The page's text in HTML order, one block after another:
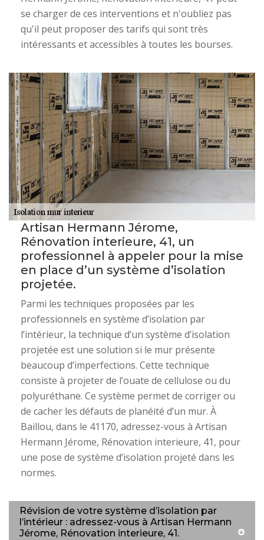
se charger de ces interventions et n'oubliez pas
qu'il peut proposer des tarifs qui sont très
intéressants et accessibles à toutes les bourses.
Artisan Hermann Jérome,
Rénovation interieure, 41, un
professionnel à appeler pour la mise
en place d’un système d’isolation
projetée.
Parmi les techniques proposées par les
professionnels en système d’isolation par
l’intérieur, la technique d’un système d’isolation
projetée est une solution si le mur présente
beaucoup d’imperfections. Cette technique
consiste à projeter de l’ouate de cellulose ou du
polyuréthane. Ce système permet de corriger ou
de cacher les défauts de planéité d’un mur. À
Baillou, dans le 41170, adressez-vous à Artisan
Hermann Jérome, Rénovation interieure, 41, pour
une pose de système d’isolation projeté dans les
normes.
Révision de votre système d’isolation par
l’intérieur : adressez-vous à Artisan Hermann
Jérome, Rénovation interieure, 41.